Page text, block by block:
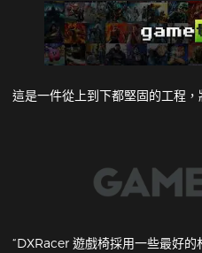
這是一件從上到下都堅固的工程，
“DXRacer 遊戲椅採用一些最好